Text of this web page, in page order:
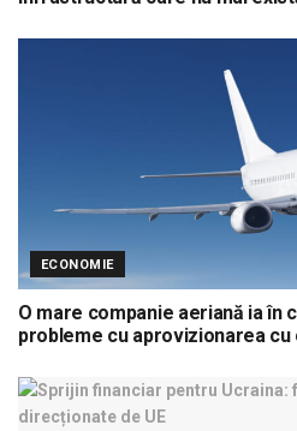
ECONOMIE
O mare companie aeriană ia în
probleme cu aprovizionarea cu